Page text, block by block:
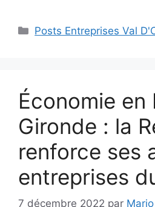
Catégories
Posts Entreprises Val
Économie en
Gironde : la
renforce ses
entreprises
7 décembre 2022 par